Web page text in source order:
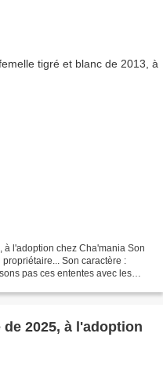
à l'adoption chez Cha'mania Son
Son caractère :
pas ces ententes avec les
2025, à l'adoption